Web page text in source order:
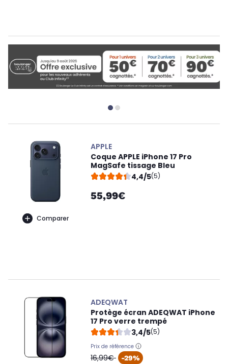
Comparer
APPLE
Coque APPLE iPhone 17 Pro
MagSafe tissage Bleu
4,4/5(5)
55,99€
ADEQWAT
Protège écran ADEQWAT iPhone
17 Pro verre trempé
3,4/5(5)
Prix de référence
oldPrice
16,99€ -29%